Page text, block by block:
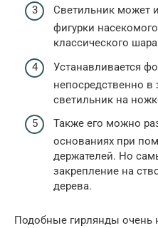
Светильник может
фигурки
классического
Устанавливается
непосредственно
светильник на
Также его можно
основаниях при
держателей. Но
закрепление на
дерева.
Подобные гирлянды очень